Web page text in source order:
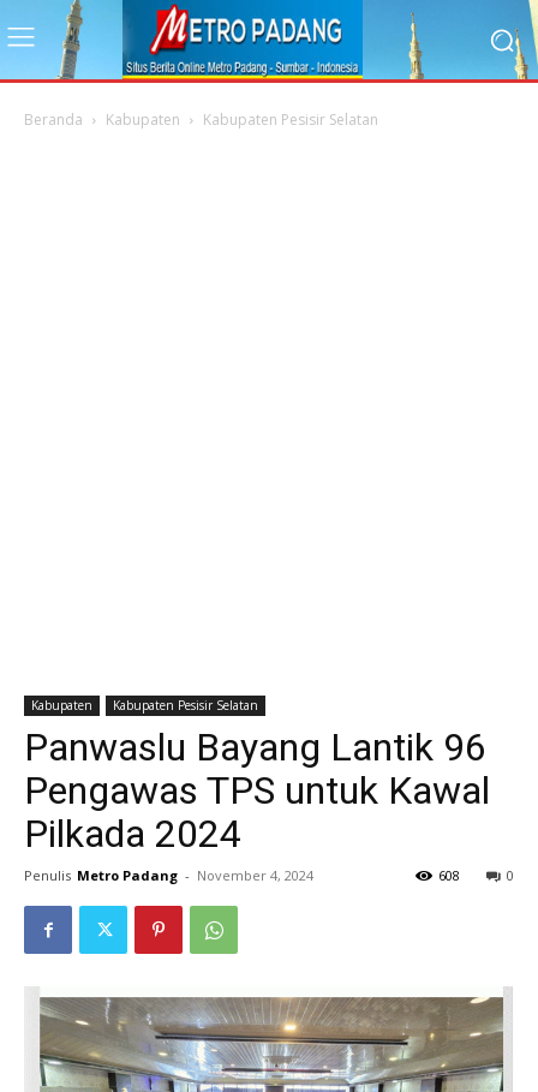
Beranda Kabupaten Kabupaten Pesisir Selatan
Kabupaten Kabupaten Pesisir Selatan
Panwaslu Bayang Lantik 96
Pengawas TPS untuk Kawal
Pilkada 2024
Penulis Metro Padang - November 4, 2024 0
608